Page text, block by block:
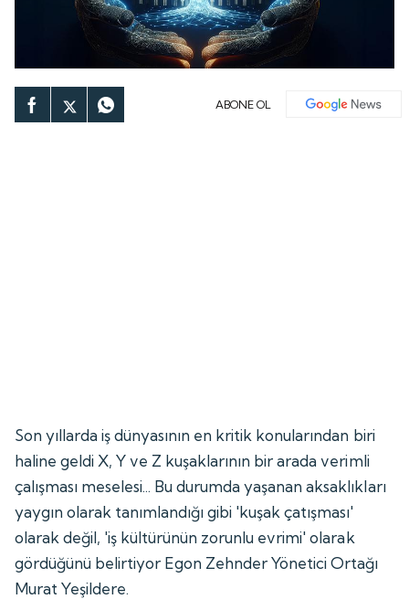
ABONE OL
Son yıllarda iş dünyasının en kritik konularından biri
haline geldi X, Y ve Z kuşaklarının bir arada verimli
çalışması meselesi... Bu durumda yaşanan aksaklıkları
yaygın olarak tanımlandığı gibi 'kuşak çatışması'
olarak değil, 'iş kültürünün zorunlu evrimi' olarak
gördüğünü belirtiyor Egon Zehnder Yönetici Ortağı
Murat Yeşildere.